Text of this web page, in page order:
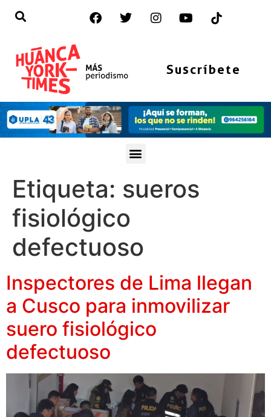
Suscríbete
Etiqueta: sueros
fisiológico
defectuoso
Inspectores de Lima llegan
a Cusco para inmovilizar
suero fisiológico
defectuoso